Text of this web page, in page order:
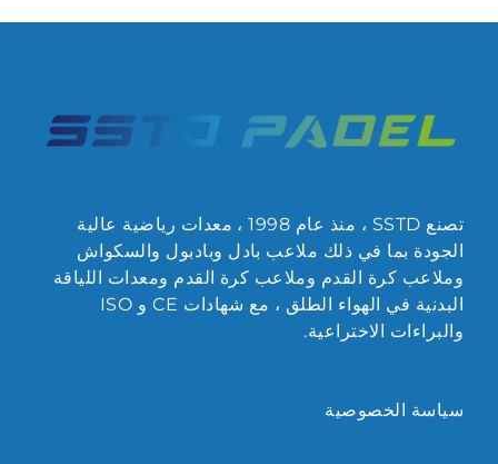
تصنع SSTD ، منذ عام 1998 ، معدات رياضية عالية
الجودة بما في ذلك ملاعب بادل وبادبول والسكواش
وملاعب كرة القدم وملاعب كرة القدم ومعدات اللياقة
البدنية في الهواء الطلق ، مع شهادات CE و ISO
والبراءات الاختراعية.
سياسة الخصوصية